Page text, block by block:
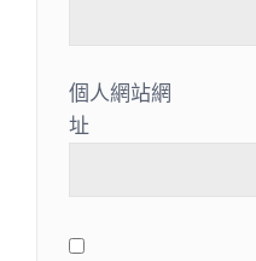
個人網站網
址